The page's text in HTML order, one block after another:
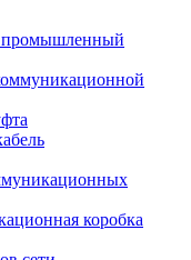
промышленный
коробка